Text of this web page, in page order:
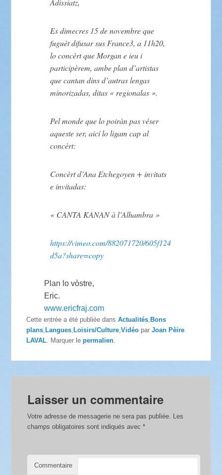
Es dimecres 15 de novembre que
fuguèt difusar sus France3, a 11h20,
lo concèrt que Morgan e ieu i
participèrem, ambe plan d’artistas
que cantan dins d’autras lengas
minorizadas, ditas « regionalas ».
Pel monde que lo poiràn pas véser
aqueste ser, aicí lo ligam cap al
concèrt:
Concèrt d’Ana Etchegoyen + invitats
e invitadas:
« CANTA KANAN à l’Alhambra »
https://vimeo.com/882071720/605f124
d5a?share=copy
Plan lo vòstre,
Eric.
www.ericfraj.com
Cette entrée a été publiée dansActualités ,Bons
plans ,Langues ,Loisirs/Culture ,Vidéo parJoan Pèire
LAVAL . Marquer lepermalien
Laisser un commentaire
Votre adresse de messagerie ne sera pas publiée. Les
champs obligatoires sont indiqués avec*
Commentaire